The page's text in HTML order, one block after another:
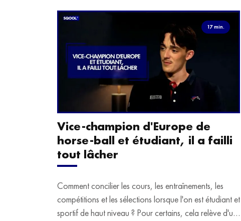
17 min.
Vice-champion d'Europe de
horse-ball et étudiant, il a failli
tout lâcher
Comment concilier les cours, les entraînements, les
compétitions et les sélections lorsque l'on est étudiant et
sportif de haut niveau ? Pour certains, cela relève d'un